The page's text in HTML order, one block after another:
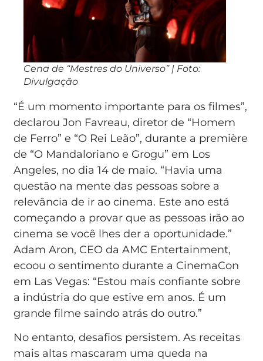
Cena de “Mestres do Universo” | Foto:
Divulgação
“É um momento importante para os filmes”,
declarou Jon Favreau, diretor de “Homem
de Ferro” e “O Rei Leão”, durante a première
de “O Mandaloriano e Grogu” em Los
Angeles, no dia 14 de maio. “Havia uma
questão na mente das pessoas sobre a
relevância de ir ao cinema. Este ano está
começando a provar que as pessoas irão ao
cinema se você lhes der a oportunidade.”
Adam Aron, CEO da AMC Entertainment,
ecoou o sentimento durante a CinemaCon
em Las Vegas: “Estou mais confiante sobre
a indústria do que estive em anos. É um
grande filme saindo atrás do outro.”
No entanto, desafios persistem. As receitas
mais altas mascaram uma queda na